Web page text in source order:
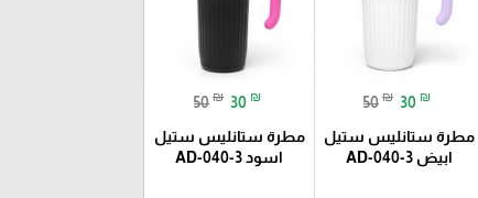
50 ₪ 30 ₪
مطرة ستانليس ستيل
ابيض AD-040-3
50 ₪ 30 ₪
مطرة ستانليس ستيل
اسود AD-040-3